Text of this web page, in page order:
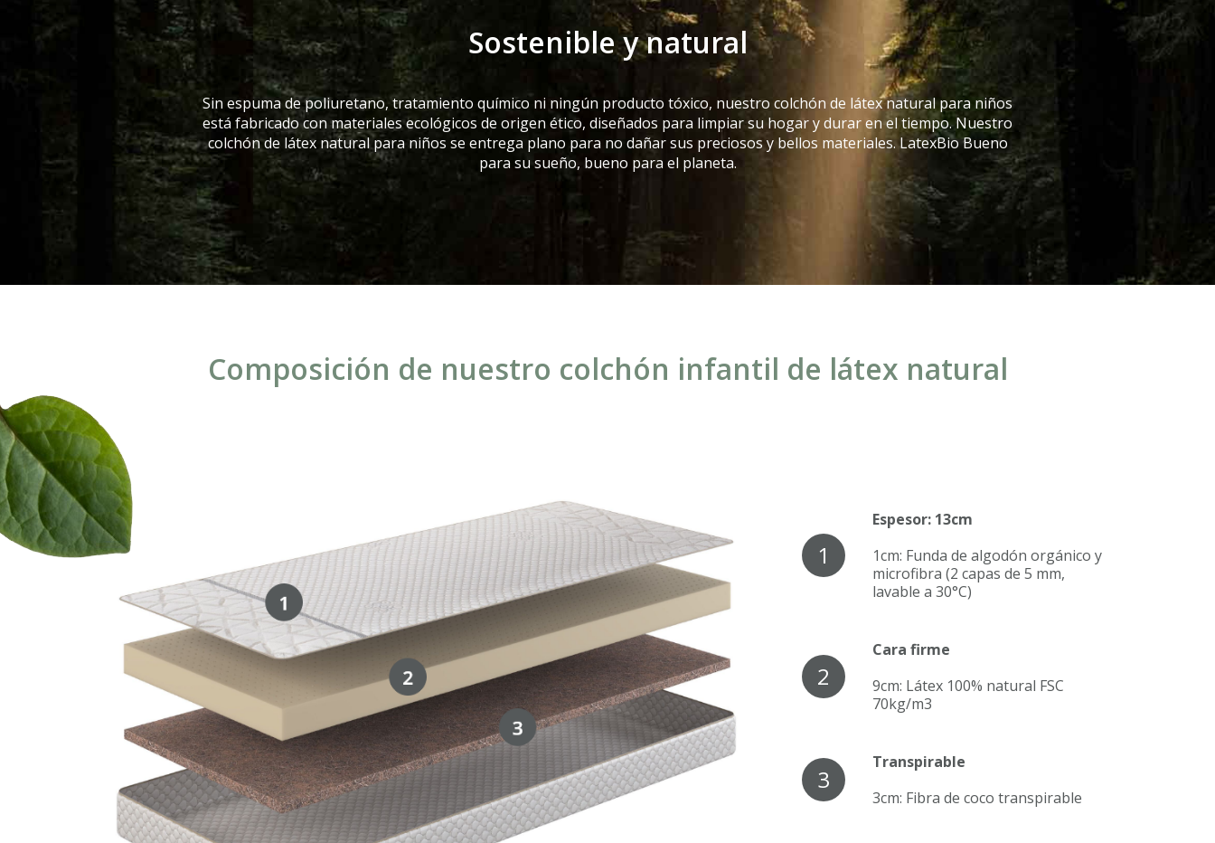
Sostenible y natural
Sin espuma de poliuretano, tratamiento químico ni ningún producto tóxico, nuestro colchón de látex natural para niños
está fabricado con materiales ecológicos de origen ético, diseñados para limpiar su hogar y durar en el tiempo. Nuestro
colchón de látex natural para niños se entrega plano para no dañar sus preciosos y bellos materiales. LatexBio Bueno
para su sueño, bueno para el planeta.
Composición de nuestro colchón infantil de látex natural
1
Espesor: 13cm
1cm: Funda de algodón orgánico y
microfibra (2 capas de 5 mm,
lavable a 30°C)
2
Cara firme
9cm: Látex 100% natural FSC
70kg/m3
3
Transpirable
3cm: Fibra de coco transpirable